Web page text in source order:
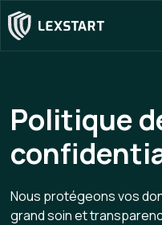
Politique
Nous protégeons vos
grand soin et